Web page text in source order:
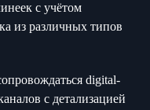
с учётом
из различных типов
digital-
с детализацией